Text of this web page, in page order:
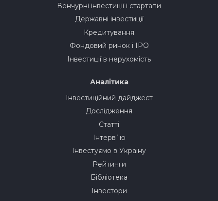
Венчурні інвестиції і стартапи
Державні інвестиції
Кредитування
Фондовий ринок і IPO
Інвестиції в нерухомість
Аналітика
Інвестиційний дайджест
Дослідження
Статті
Інтерв`ю
Інвестуємо в Україну
Рейтинги
Бібліотека
Інвестори